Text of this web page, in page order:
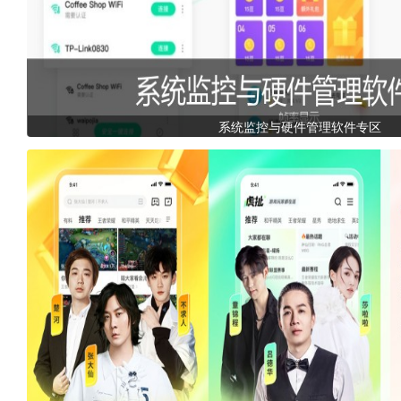
系统监控与硬件管理软件专区